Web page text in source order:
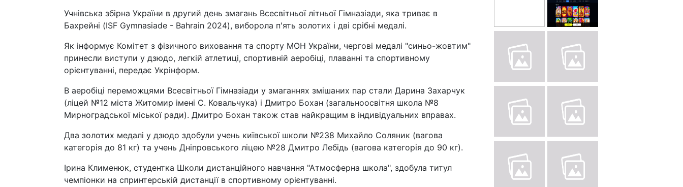
Учнівська збірна України в другий день змагань Всесвітньої літньої Гімназіади, яка триває в
Бахрейні (ISF Gymnasiade - Bahrain 2024), виборола п'ять золотих і дві срібні медалі.
Як інформує Комітет з фізичного виховання та спорту МОН України, чергові медалі "синьо-жовтим"
принесли виступи у дзюдо, легкій атлетиці, спортивній аеробіці, плаванні та спортивному
орієнтуванні, передає Укрінформ.
В аеробіці переможцями Всесвітньої Гімназіади у змаганнях змішаних пар стали Дарина Захарчук
(ліцей №12 міста Житомир імені С. Ковальчука) і Дмитро Бохан (загальноосвітня школа №8
Мирноградської міської ради). Дмитро Бохан також став найкращим в індивідуальних вправах.
Два золотих медалі у дзюдо здобули учень київської школи №238 Михайло Соляник (вагова
категорія до 81 кг) та учень Дніпровського ліцею №28 Дмитро Лебідь (вагова категорія до 90 кг).
Ірина Клименюк, студентка Школи дистанційного навчання "Атмосферна школа", здобула титул
чемпіонки на спринтерській дистанції в спортивному орієнтуванні.